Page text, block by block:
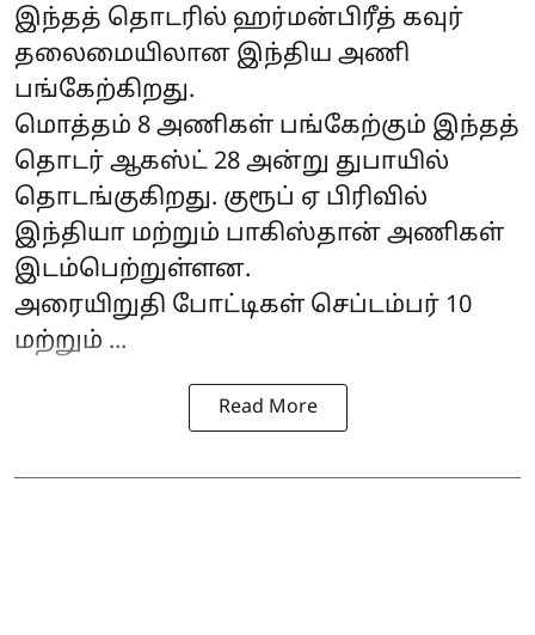
இந்தத் தொடரில் ஹர்மன்பிரீத் கவுர்
தலைமையிலான இந்திய அணி
பங்கேற்கிறது.
மொத்தம் 8 அணிகள் பங்கேற்கும் இந்தத்
தொடர் ஆகஸ்ட் 28 அன்று துபாயில்
தொடங்குகிறது. குரூப் ஏ பிரிவில்
இந்தியா மற்றும் பாகிஸ்தான் அணிகள்
இடம்பெற்றுள்ளன.
அரையிறுதி போட்டிகள் செப்டம்பர் 10
மற்றும் ...
Read More